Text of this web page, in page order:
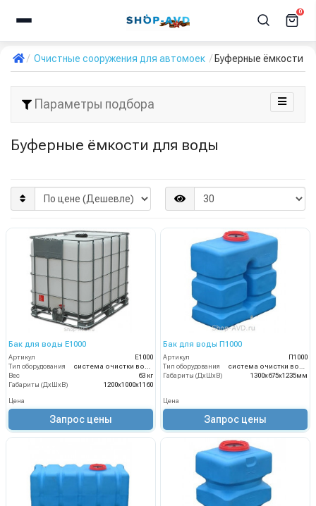
0
Очистные сооружения для автомоек Буферные ёмкости
Параметры подбора
Буферные ёмкости для воды
Бак для воды Е1000
Артикул
Е1000
Тип оборудования
Вес
63 кг
Габариты (ДхШхВ)
1200х1000х1160
Цена
Запрос цены
Бак для воды П1000
Артикул
П1000
Тип оборудования
Габариты (ДхШхВ)
1300х675х1235мм
Цена
Запрос цены